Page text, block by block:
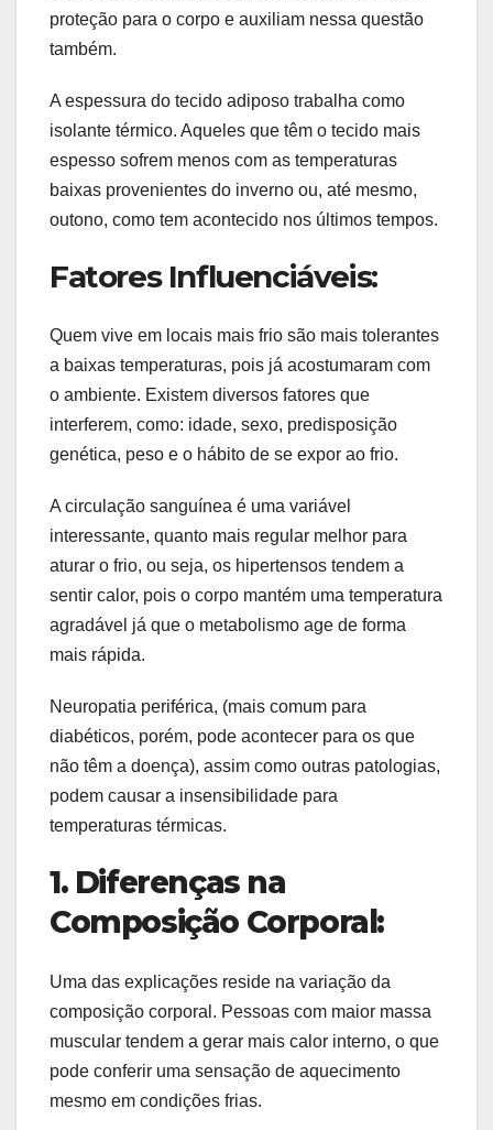
proteção para o corpo e auxiliam nessa questão
também.
A espessura do tecido adiposo trabalha como
isolante térmico. Aqueles que têm o tecido mais
espesso sofrem menos com as temperaturas
baixas provenientes do inverno ou, até mesmo,
outono, como tem acontecido nos últimos tempos.
Fatores Influenciáveis:
Quem vive em locais mais frio são mais tolerantes
a baixas temperaturas, pois já acostumaram com
o ambiente. Existem diversos fatores que
interferem, como: idade, sexo, predisposição
genética, peso e o hábito de se expor ao frio.
A circulação sanguínea é uma variável
interessante, quanto mais regular melhor para
aturar o frio, ou seja, os hipertensos tendem a
sentir calor, pois o corpo mantém uma temperatura
agradável já que o metabolismo age de forma
mais rápida.
Neuropatia periférica, (mais comum para
diabéticos, porém, pode acontecer para os que
não têm a doença), assim como outras patologias,
podem causar a insensibilidade para
temperaturas térmicas.
1. Diferenças na
Composição Corporal:
Uma das explicações reside na variação da
composição corporal. Pessoas com maior massa
muscular tendem a gerar mais calor interno, o que
pode conferir uma sensação de aquecimento
mesmo em condições frias.